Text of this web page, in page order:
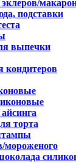
подставки
выпечки
торта
мороженого